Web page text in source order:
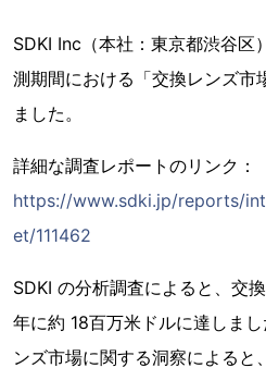
SDKI Inc（本社：東京都渋谷
測期間における「交換レンズ市
ました。
詳細な調査レポートのリンク：
https://www.sdki.jp/reports/
et/111462
SDKI の分析調査によると、交
年に約 18百万米ドルに達しま
ンズ市場に関する洞察によると